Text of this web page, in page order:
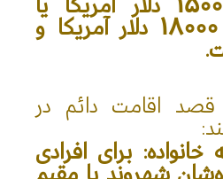
داشتن پس‌انداز 18000 دلار آمریکا و
قصد اقامت دائم در
: برای افرادی